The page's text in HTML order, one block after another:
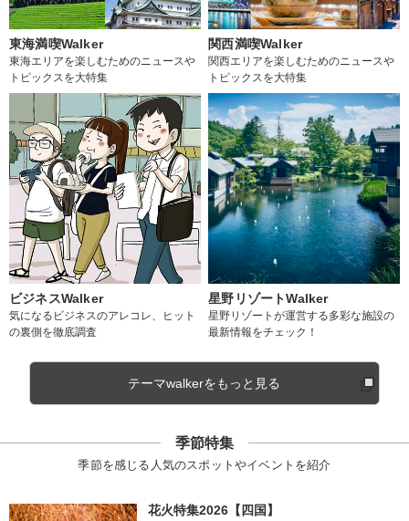
東海満喫Walker
東海エリアを楽しむためのニュースや
トピックスを大特集
関西満喫Walker
関西エリアを楽しむためのニュースや
トピックスを大特集
ビジネスWalker
気になるビジネスのアレコレ、ヒット
の裏側を徹底調査
星野リゾートWalker
星野リゾートが運営する多彩な施設の
最新情報をチェック！
テーマwalkerをもっと見る
季節特集
季節を感じる人気のスポットやイベントを紹介
花火特集2026【四国】